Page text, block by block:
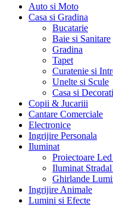
Auto si Moto
Casa si Gradina
Bucatarie
Baie si Sanitare
Gradina
Tapet
Curatenie si
Unelte si Scule
Casa si
Copii & Jucariii
Cantare Comerciale
Electronice
Ingrijire Personala
Iluminat
Proiectoare
Iluminat
Ghirlande
Ingrijire Animale
Lumini si Efecte